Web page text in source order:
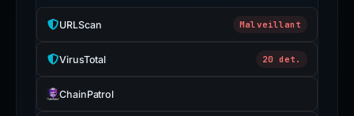
URLScan Malveillant
VirusTotal 20 det.
ChainPatrol